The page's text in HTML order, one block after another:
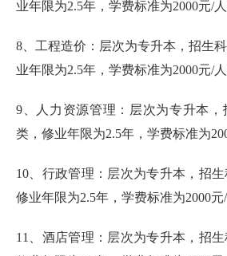
业年限为2.5年，学费标准为2000元/人
8、工程造价：层次为专升本，招生
业年限为2.5年，学费标准为2000元/人
9、人力资源管理：层次为专升本，
类，修业年限为2.5年，学费标准为
10、行政管理：层次为专升本，招生
修业年限为2.5年，学费标准为2000元/
11、酒店管理：层次为专升本，招生